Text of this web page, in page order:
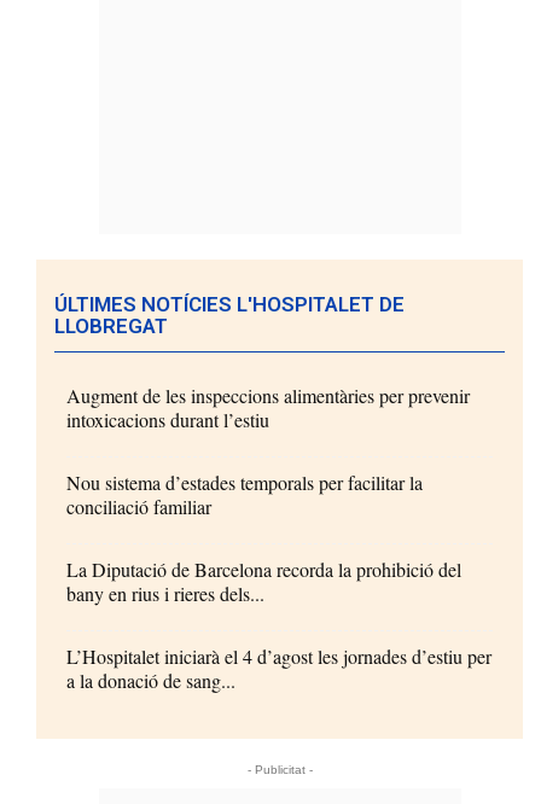
ÚLTIMES NOTÍCIES L'HOSPITALET DE
LLOBREGAT
Augment de les inspeccions alimentàries per prevenir
intoxicacions durant l’estiu
Nou sistema d’estades temporals per facilitar la
conciliació familiar
La Diputació de Barcelona recorda la prohibició del
bany en rius i rieres dels...
L’Hospitalet iniciarà el 4 d’agost les jornades d’estiu per
a la donació de sang...
- Publicitat -